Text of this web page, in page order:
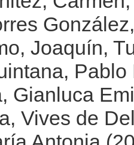
Joaquín,
Pablo
Gianluca
, Vives de